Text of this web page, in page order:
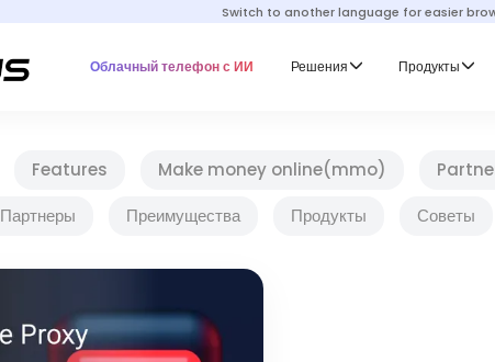
Switch to another language for easier
Облачный телефон с ИИ Решения Продукты
Features Make money online(mmo)
Партнеры Преимущества Продукты Советы